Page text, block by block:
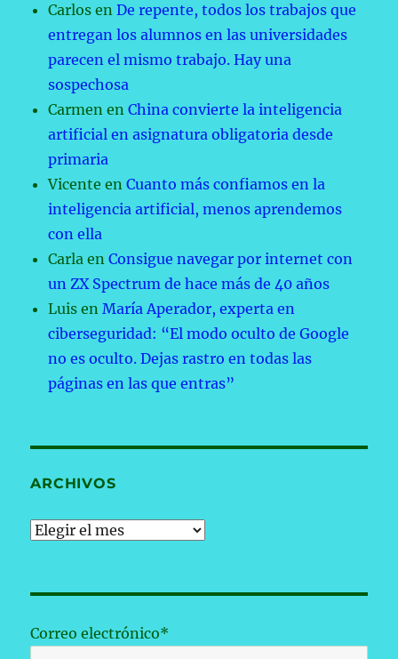
Carlos enDe repente, todos los trabajos que
entregan los alumnos en las universidades
parecen el mismo trabajo. Hay una
sospechosa
Carmen enChina convierte la inteligencia
artificial en asignatura obligatoria desde
primaria
Vicente enCuanto más confiamos en la
inteligencia artificial, menos aprendemos
con ella
Carla enConsigue navegar por internet con
un ZX Spectrum de hace más de 40 años
Luis enMaría Aperador, experta en
ciberseguridad: “El modo oculto de Google
no es oculto. Dejas rastro en todas las
páginas en las que entras”
ARCHIVOS
Archivos
Correo electrónico*